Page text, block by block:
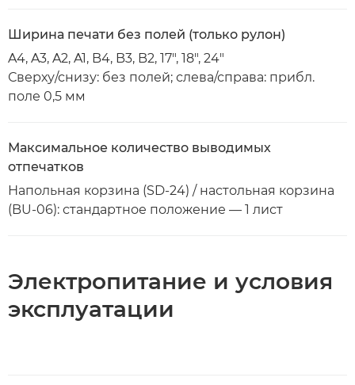
Ширина печати без полей (только рулон)
A4, A3, A2, A1, B4, B3, B2, 17", 18", 24"
Сверху/снизу: без полей; слева/справа: прибл.
поле 0,5 мм
Максимальное количество выводимых
отпечатков
Напольная корзина (SD-24) / настольная корзина
(BU-06): стандартное положение — 1 лист
Электропитание и условия
эксплуатации